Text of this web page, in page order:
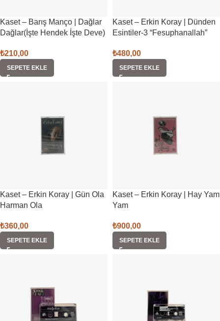
Kaset – Barış Manço | Dağlar
Dağlar(İşte Hendek İşte Deve)
₺210,00
SEPETE EKLE
Kaset – Erkin Koray | Dünden
Esintiler-3 “Fesuphanallah”
₺480,00
SEPETE EKLE
Kaset – Erkin Koray | Gün Ola
Harman Ola
₺360,00
SEPETE EKLE
Kaset – Erkin Koray | Hay Yam
Yam
₺900,00
SEPETE EKLE